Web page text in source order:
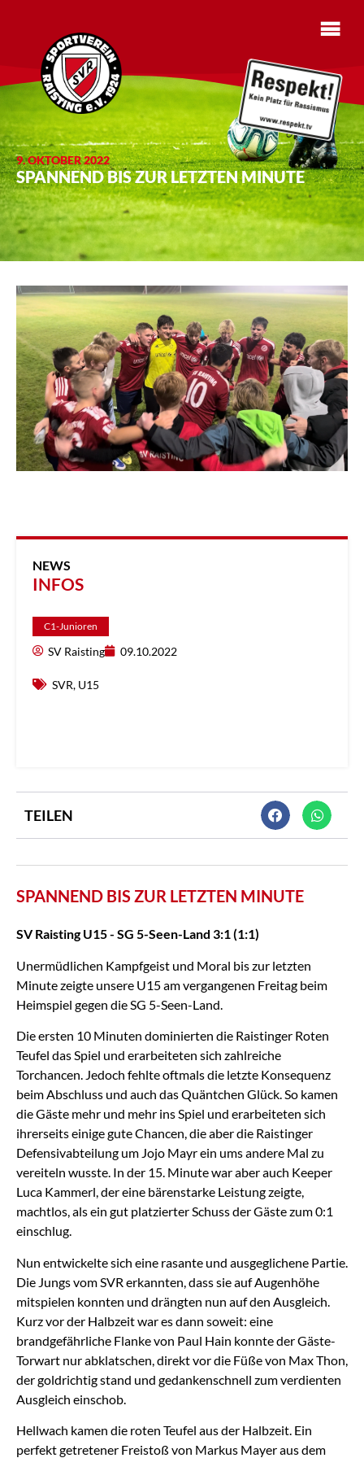
9. OKTOBER 2022
SPANNEND BIS ZUR LETZTEN MINUTE
NEWS
INFOS
C1-Junioren
SV Raisting 09.10.2022
SVR, U15
TEILEN
SPANNEND BIS ZUR LETZTEN MINUTE
SV Raisting U15 - SG 5-Seen-Land 3:1 (1:1)
Unermüdlichen Kampfgeist und Moral bis zur letzten
Minute zeigte unsere U15 am vergangenen Freitag beim
Heimspiel gegen die SG 5-Seen-Land.
Die ersten 10 Minuten dominierten die Raistinger Roten
Teufel das Spiel und erarbeiteten sich zahlreiche
Torchancen. Jedoch fehlte oftmals die letzte Konsequenz
beim Abschluss und auch das Quäntchen Glück. So kamen
die Gäste mehr und mehr ins Spiel und erarbeiteten sich
ihrerseits einige gute Chancen, die aber die Raistinger
Defensivabteilung um Jojo Mayr ein ums andere Mal zu
vereiteln wusste. In der 15. Minute war aber auch Keeper
Luca Kammerl, der eine bärenstarke Leistung zeigte,
machtlos, als ein gut platzierter Schuss der Gäste zum 0:1
einschlug.
Nun entwickelte sich eine rasante und ausgeglichene Partie.
Die Jungs vom SVR erkannten, dass sie auf Augenhöhe
mitspielen konnten und drängten nun auf den Ausgleich.
Kurz vor der Halbzeit war es dann soweit: eine
brandgefährliche Flanke von Paul Hain konnte der Gäste-
Torwart nur abklatschen, direkt vor die Füße von Max Thon,
der goldrichtig stand und gedankenschnell zum verdienten
Ausgleich einschob.
Hellwach kamen die roten Teufel aus der Halbzeit. Ein
perfekt getretener Freistoß von Markus Mayer aus dem